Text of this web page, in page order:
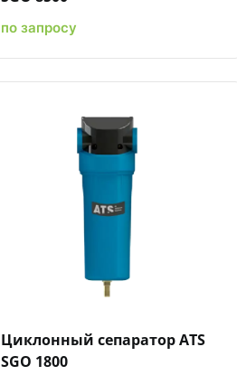
по запросу
Быстрый просмотрДобавить к сравнению
Циклонный сепаратор ATS
SGO 1800